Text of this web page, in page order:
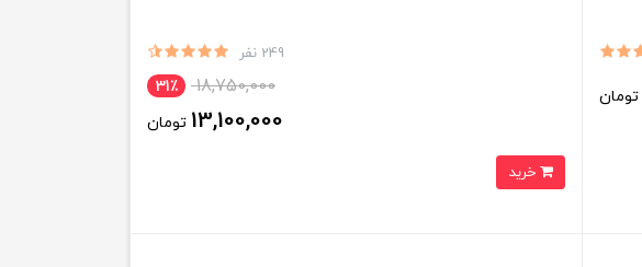
تومان
249 نفر
18,750,000 31٪
13,100,000 تومان
خرید